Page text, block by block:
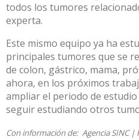
todos los tumores
experta.
Este mismo equipo ya ha
principales tumores que se
de colon, gástrico, mama,
ahora, en los próximos
ampliar el periodo de
seguir estudiando otros
Con información de: Agencia SINC|